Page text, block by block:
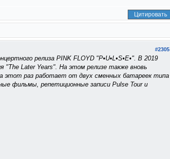
Цитировать
#2305
релиза PINK FLOYD "P•U•L•S•E•". В 2019
"The Later Years". На этом релизе также вновь
этот раз работает от двух сменных батареек типа
фильмы, репетиционные записи Pulse Tour и